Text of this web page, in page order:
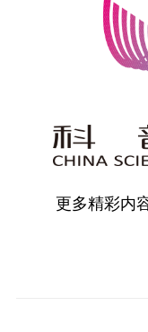
更多精彩内